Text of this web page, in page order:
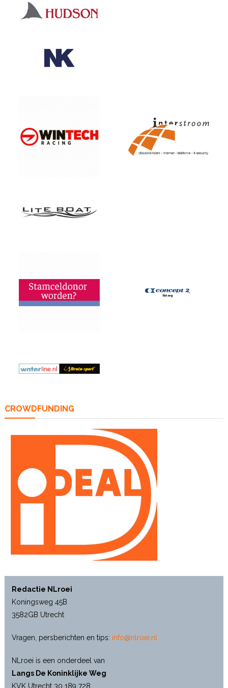
CROWDFUNDING
Redactie NLroei
Koningsweg 45B
3582GB Utrecht
Vragen, persberichten en tips: info@nlroei.nl
NLroei is een onderdeel van
Langs De Koninklijke Weg
KVK Utrecht 30 189 728